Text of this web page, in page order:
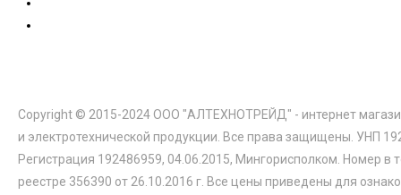
Copyright © 2015-2024 ООО "АЛТЕХНОТРЕЙД" - интернет
и электротехнической продукции. Все права защищены. УНП
Регистрация 192486959, 04.06.2015, Мингорисполком. Номер в
реестре 356390 от 26.10.2016 г. Все цены приведены для